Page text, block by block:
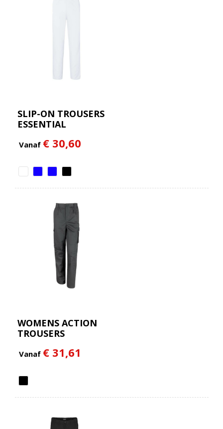
SLIP-ON TROUSERS
ESSENTIAL
Vanaf € 30,60
WOMENS ACTION
TROUSERS
Vanaf € 31,61